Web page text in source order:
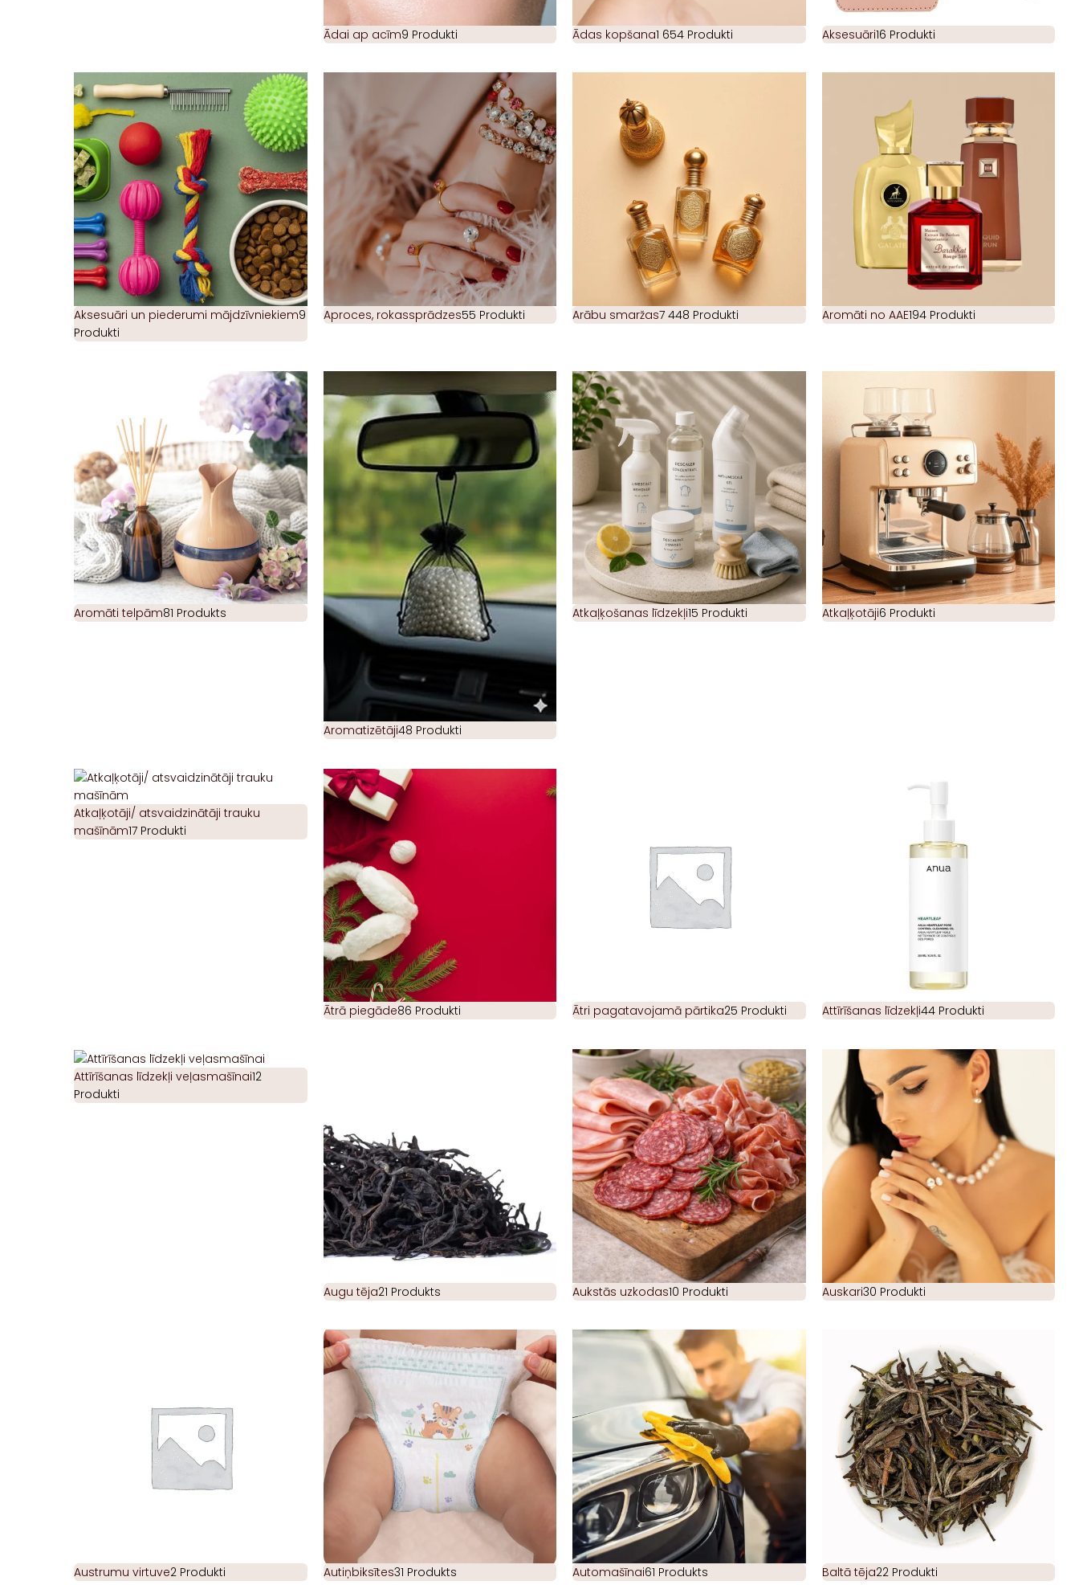
Ādai ap acīm9 Produkti Ādas kopšana1 654 Produkti Aksesuāri16 Produkti
Aksesuāri un piederumi mājdzīvniekiem9
Produkti
Aproces, rokassprādzes55 Produkti Arābu smaržas7 448 Produkti Aromāti no AAE194 Produkti
Aromāti telpām81 Produkts
Aromatizētāji48 Produkti
Atkaļķošanas līdzekļi15 Produkti Atkaļķotāji6 Produkti
Atkaļķotāji/ atsvaidzinātāji trauku
mašīnām17 Produkti
Ātrā piegāde86 Produkti Ātri pagatavojamā pārtika25 Produkti Attīrīšanas līdzekļi44 Produkti
Attīrīšanas līdzekļi veļasmašīnai12
Produkti
Augu tēja21 Produkts Aukstās uzkodas10 Produkti Auskari30 Produkti
Austrumu virtuve2 Produkti Autiņbiksītes31 Produkts Automašīnai61 Produkts Baltā tēja22 Produkti